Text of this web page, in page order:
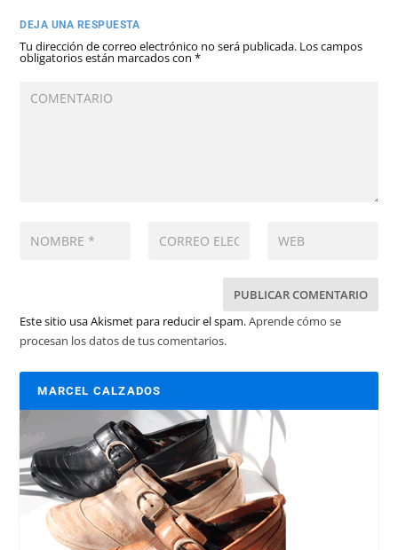
DEJA UNA RESPUESTA
Tu dirección de correo electrónico no será publicada. Los campos
obligatorios están marcados con*
Este sitio usa Akismet para reducir el spam.Aprende cómo se
procesan los datos de tus comentarios.
MARCEL CALZADOS